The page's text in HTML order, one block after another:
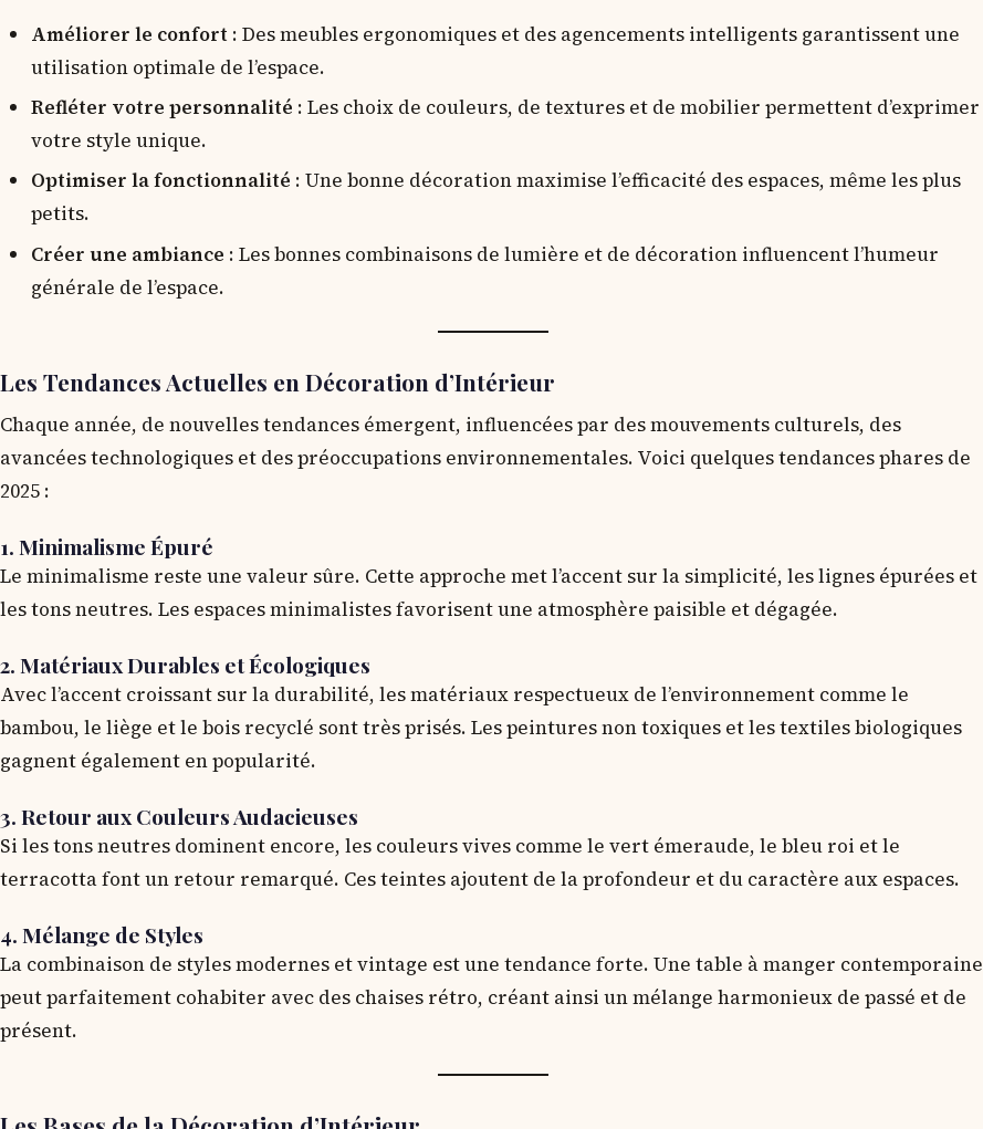
Améliorer le confort : Des meubles ergonomiques et des agencements intelligents garantissent une
utilisation optimale de l’espace.
Refléter votre personnalité : Les choix de couleurs, de textures et de mobilier permettent d’exprimer
votre style unique.
Optimiser la fonctionnalité : Une bonne décoration maximise l’efficacité des espaces, même les plus
petits.
Créer une ambiance : Les bonnes combinaisons de lumière et de décoration influencent l’humeur
générale de l’espace.
Les Tendances Actuelles en Décoration d’Intérieur
Chaque année, de nouvelles tendances émergent, influencées par des mouvements culturels, des
avancées technologiques et des préoccupations environnementales. Voici quelques tendances phares de
2025 :
1. Minimalisme Épuré
Le minimalisme reste une valeur sûre. Cette approche met l’accent sur la simplicité, les lignes épurées et
les tons neutres. Les espaces minimalistes favorisent une atmosphère paisible et dégagée.
2. Matériaux Durables et Écologiques
Avec l’accent croissant sur la durabilité, les matériaux respectueux de l’environnement comme le
bambou, le liège et le bois recyclé sont très prisés. Les peintures non toxiques et les textiles biologiques
gagnent également en popularité.
3. Retour aux Couleurs Audacieuses
Si les tons neutres dominent encore, les couleurs vives comme le vert émeraude, le bleu roi et le
terracotta font un retour remarqué. Ces teintes ajoutent de la profondeur et du caractère aux espaces.
4. Mélange de Styles
La combinaison de styles modernes et vintage est une tendance forte. Une table à manger contemporaine
peut parfaitement cohabiter avec des chaises rétro, créant ainsi un mélange harmonieux de passé et de
présent.